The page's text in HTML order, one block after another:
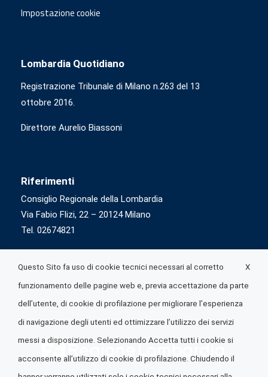
Impostazione cookie
Lombardia Quotidiano
Registrazione Tribunale di Milano n.263 del 13
ottobre 2016.
Direttore Aurelio Biassoni
Riferimenti
Consiglio Regionale della Lombardia
Via Fabio Flizi, 22 – 20124 Milano
Tel. 02674821
X
Questo Sito fa uso di cookie tecnici necessari al corretto
funzionamento delle pagine web e, previa accettazione da parte
dell’utente, di cookie di profilazione per migliorare l’esperienza
di navigazione degli utenti ed ottimizzare l’utilizzo dei servizi
messi a disposizione. Selezionando Accetta tutti i cookie si
acconsente all’utilizzo di cookie di profilazione. Chiudendo il